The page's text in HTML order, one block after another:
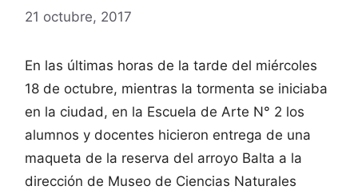
21 octubre, 2017
En las últimas horas de la tarde del miércoles
18 de octubre, mientras la tormenta se iniciaba
en la ciudad, en la Escuela de Arte N° 2 los
alumnos y docentes hicieron entrega de una
maqueta de la reserva del arroyo Balta a la
dirección de Museo de Ciencias Naturales